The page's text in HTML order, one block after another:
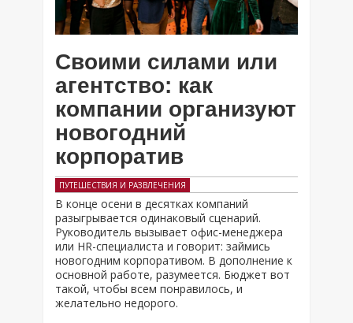
Своими силами или
агентство: как
компании организуют
новогодний
корпоратив
ПУТЕШЕСТВИЯ И РАЗВЛЕЧЕНИЯ
В конце осени в десятках компаний
разыгрывается одинаковый сценарий.
Руководитель вызывает офис-менеджера
или HR-специалиста и говорит: займись
новогодним корпоративом. В дополнение к
основной работе, разумеется. Бюджет вот
такой, чтобы всем понравилось, и
желательно недорого.